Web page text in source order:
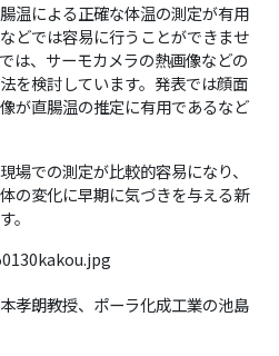
温による正確な体温の測定が有用
どでは容易に行うことができませ
は、サーモカメラの熱画像などの
を検討しています。発表では顔面
が直腸温の推定に有用であるなど
での測定が比較的容易になり、
の変化に早期に気づきを与える新
。
孝朗教授、ポーラ化成工業の池島